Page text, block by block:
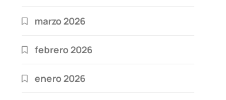
marzo 2026
febrero 2026
enero 2026